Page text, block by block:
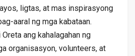
ligtas, at mas inspirasyong
aaral ng mga kabataan.
ang kahalagahan ng
organisasyon, volunteers, at